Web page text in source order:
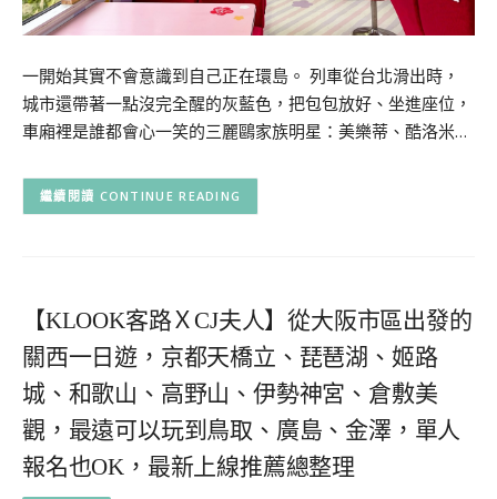
一開始其實不會意識到自己正在環島。 列車從台北滑出時，
城市還帶著一點沒完全醒的灰藍色，把包包放好、坐進座位，
車廂裡是誰都會心一笑的三麗鷗家族明星：美樂蒂、酷洛米…
CONTINUE READING
【KLOOK客路ＸCJ夫人】從大阪市區出發的
關西一日遊，京都天橋立、琵琶湖、姬路
城、和歌山、高野山、伊勢神宮、倉敷美
觀，最遠可以玩到鳥取、廣島、金澤，單人
報名也OK，最新上線推薦總整理